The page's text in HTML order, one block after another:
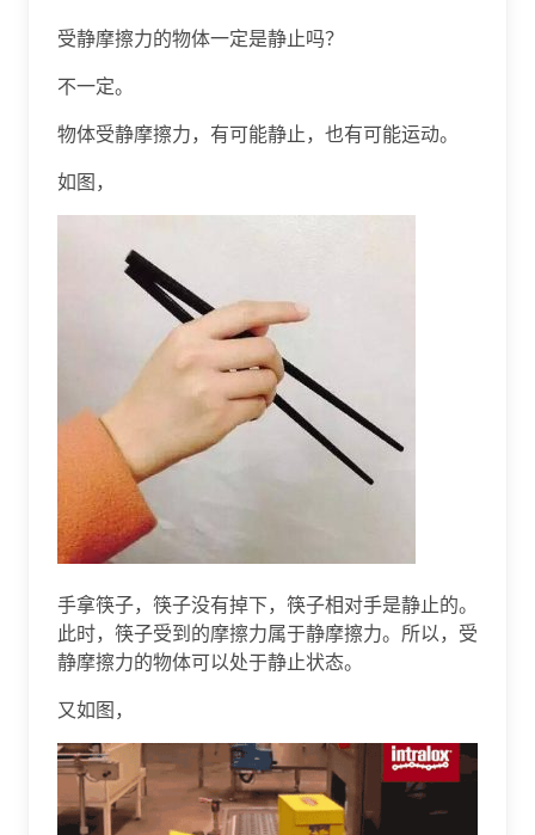
受静摩擦力的物体一定是静止吗？
不一定。
物体受静摩擦力，有可能静止，也有可能运动。
如图，
手拿筷子，筷子没有掉下，筷子相对手是静止的。
此时，筷子受到的摩擦力属于静摩擦力。所以，受
静摩擦力的物体可以处于静止状态。
又如图，